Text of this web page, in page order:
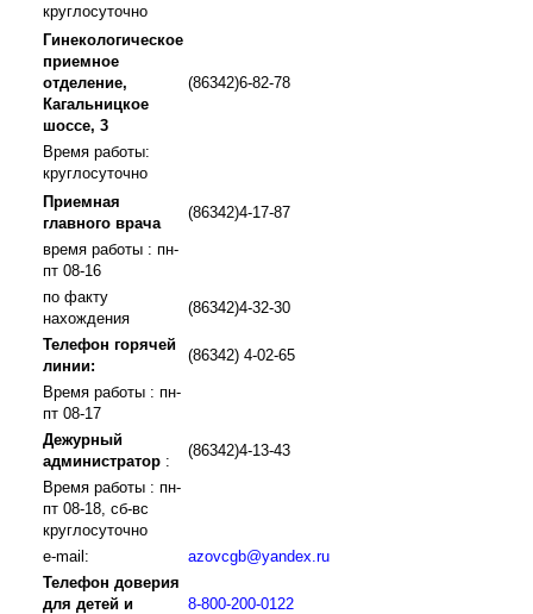
круглосуточно
Гинекологическое
приемное
отделение,
Кагальницкое
шоссе, 3
(86342)6-82-78
Время работы:
круглосуточно
Приемная
главного врача
(86342)4-17-87
время работы : пн-
пт 08-16
по факту
нахождения
(86342)4-32-30
Телефон горячей
линии:
(86342) 4-02-65
Время работы : пн-
пт 08-17
Дежурный
администратор :
(86342)4-13-43
Время работы : пн-
пт 08-18, сб-вс
круглосуточно
e-mail:
azovcgb@yandex.ru
Телефон доверия
для детей и
8-800-200-0122